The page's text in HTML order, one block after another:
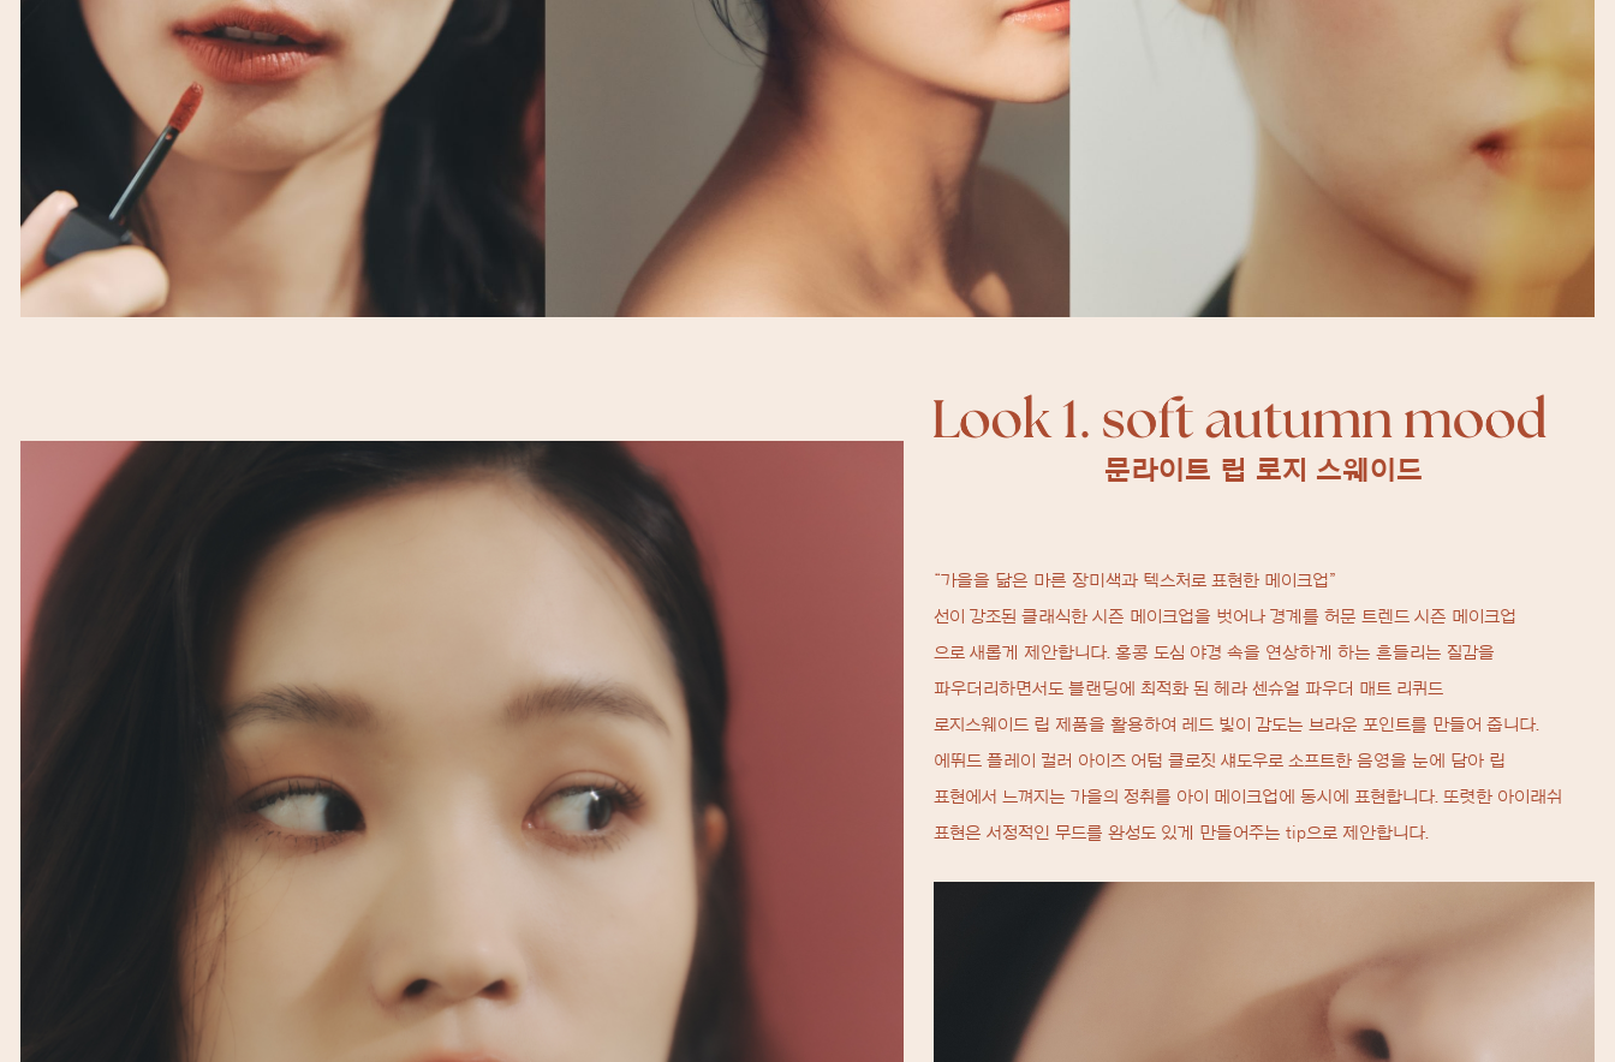
문라이트 립 로지 스웨이드
“가을을 닮은 마른 장미색과 텍스처로 표현한 메이크업”
선이 강조된 클래식한 시즌 메이크업을 벗어나 경계를 허문 트렌드 시즌 메이크업
으로 새롭게 제안합니다. 홍콩 도심 야경 속을 연상하게 하는 흔들리는 질감을
파우더리하면서도 블랜딩에 최적화 된 헤라 센슈얼 파우더 매트 리퀴드
로지스웨이드 립 제품을 활용하여 레드 빛이 감도는 브라운 포인트를 만들어 줍니다.
에뛰드 플레이 컬러 아이즈 어텀 클로짓 섀도우로 소프트한 음영을 눈에 담아 립
표현에서 느껴지는 가을의 정취를 아이 메이크업에 동시에 표현합니다. 또렷한 아이래쉬
표현은 서정적인 무드를 완성도 있게 만들어주는 tip으로 제안합니다.